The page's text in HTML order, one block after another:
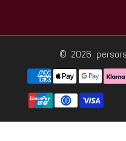
Seguici su